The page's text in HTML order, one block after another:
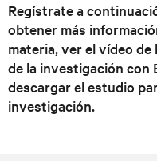
Regístrate a
obtener más
materia, ver el vídeo
de la investigación con
descargar el estudio
investigación.